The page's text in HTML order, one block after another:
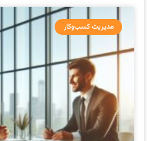
مدیریت کسب‌وکار